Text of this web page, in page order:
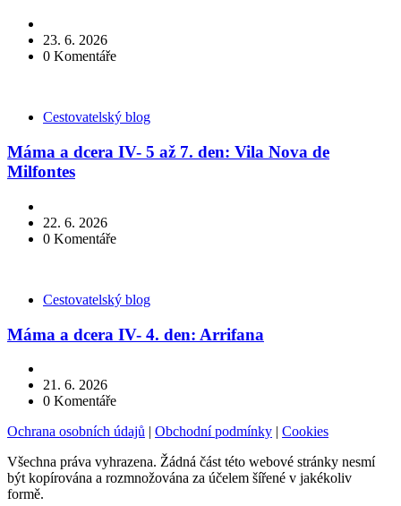
23. 6. 2026
0 Komentáře
KategorieCestovatelský blog
Máma a dcera IV- 5 až 7. den: Vila Nova de
Milfontes
22. 6. 2026
0 Komentáře
KategorieCestovatelský blog
Máma a dcera IV- 4. den: Arrifana
21. 6. 2026
0 Komentáře
Ochrana osobních údajů | Obchodní podmínky | Cookies
Všechna práva vyhrazena. Žádná část této webové stránky nesmí
být kopírována a rozmnožována za účelem šířené v jakékoliv
formě.